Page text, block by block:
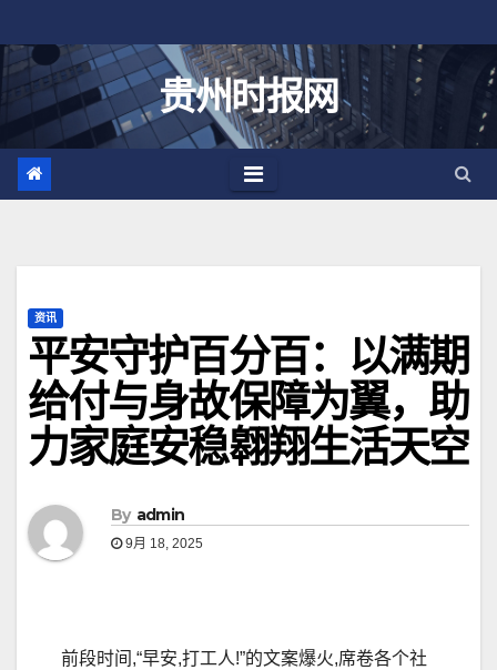
至
贵州时报网
资讯
平安守护百分百：以满期
给付与身故保障为翼，助
力家庭安稳翱翔生活天空
By admin
9月 18, 2025
前段时间,“早安,打工人!”的文案爆火,席卷各个社